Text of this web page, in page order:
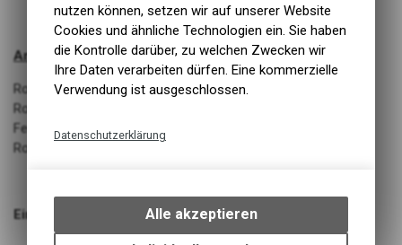
Analytische Bestandteile:
Rohprotein 60,33%
Rohfett 33,49%
Feuchtigkeit 3,88%
Rohasche 2,12%
Einzelfuttermittel
nutzen können, setzen wir auf unserer Website
Cookies und ähnliche Technologien ein. Sie haben
die Kontrolle darüber, zu welchen Zwecken wir
Ihre Daten verarbeiten dürfen. Eine kommerzielle
Verwendung ist ausgeschlossen.
Datenschutzerklärung
bestimmte Interaktionen und
Einstellungen auf Ihrem Gerät,
Alle akzeptieren